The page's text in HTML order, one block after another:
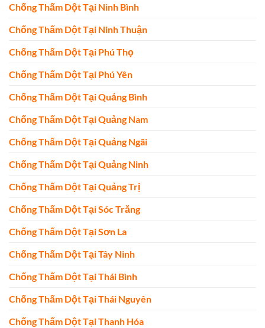
Chống Thấm Dột Tại Ninh Bình
Chống Thấm Dột Tại Ninh Thuận
Chống Thấm Dột Tại Phú Thọ
Chống Thấm Dột Tại Phú Yên
Chống Thấm Dột Tại Quảng Bình
Chống Thấm Dột Tại Quảng Nam
Chống Thấm Dột Tại Quảng Ngãi
Chống Thấm Dột Tại Quảng Ninh
Chống Thấm Dột Tại Quảng Trị
Chống Thấm Dột Tại Sóc Trăng
Chống Thấm Dột Tại Sơn La
Chống Thấm Dột Tại Tây Ninh
Chống Thấm Dột Tại Thái Bình
Chống Thấm Dột Tại Thái Nguyên
Chống Thấm Dột Tại Thanh Hóa